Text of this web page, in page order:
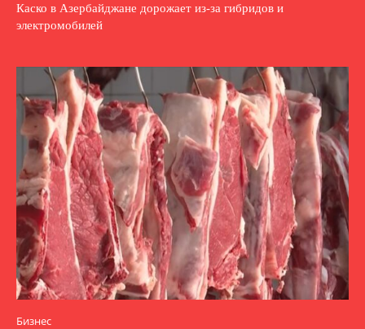
Каско в Азербайджане дорожает из-за гибридов и
электромобилей
Бизнес